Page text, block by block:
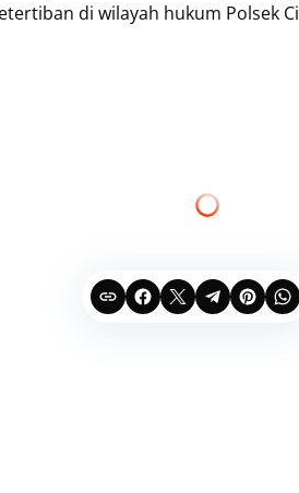
di wilayah hukum Polsek